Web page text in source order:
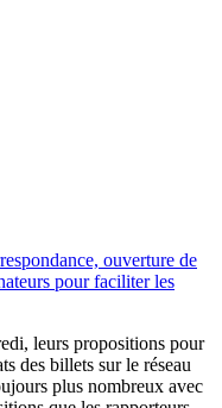
ouverture de
pour faciliter les
leurs propositions pour
des billets sur le réseau
plus nombreux avec